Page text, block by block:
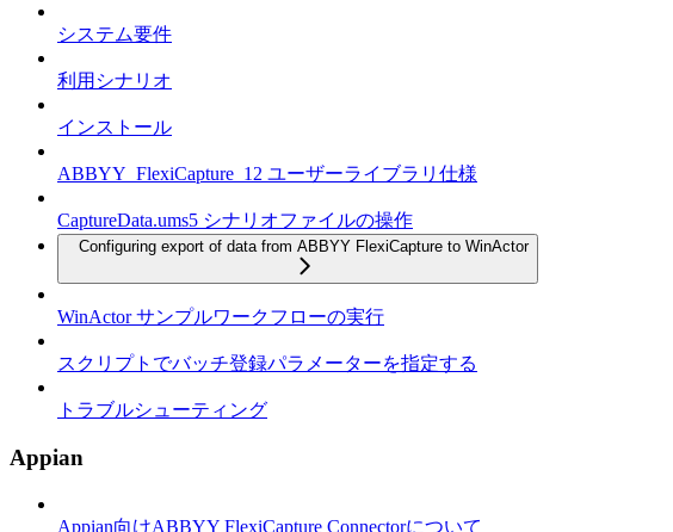
システム要件
利用シナリオ
インストール
ABBYY_FlexiCapture_12 ユーザーライブラリ仕様
CaptureData.ums5 シナリオファイルの操作
Configuring export of data from ABBYY FlexiCapture to WinActor
WinActor サンプルワークフローの実行
スクリプトでバッチ登録パラメーターを指定する
トラブルシューティング
Appian
Appian向けABBYY FlexiCapture Connectorについて